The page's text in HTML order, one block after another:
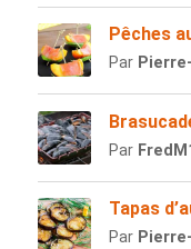
Pêches
Par
Par
Tapas
Par